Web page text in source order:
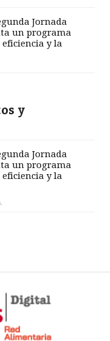
Jornada
un programa
y la
y
Jornada
un programa
y la